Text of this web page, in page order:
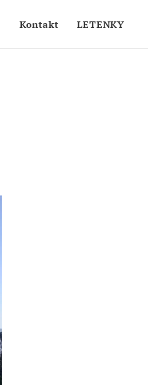
Kontakt LETENKY